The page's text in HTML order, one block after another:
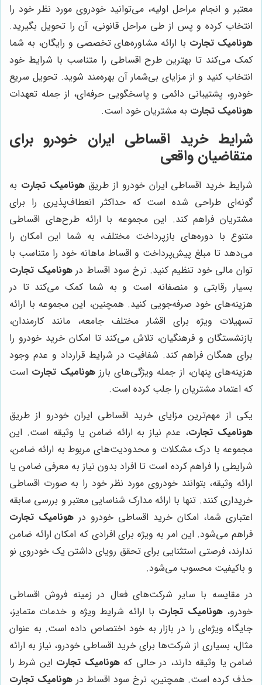
معتبر و انجام مراحل اولیه، می‌توانید خودروی مورد نظر خود را
انتخاب کرده و پس از طی مراحل قانونی، آن را تحویل بگیرید.
هونامیک تجارت با ارائه مشاوره‌های تخصصی و رایگان، به شما
کمک می‌کند تا بهترین طرح اقساطی را متناسب با شرایط خود
انتخاب کنید و از مزایای بی‌شمار آن بهره‌مند شوید. تحویل سریع
خودرو، پشتیبانی دائمی و پاسخگویی حرفه‌ای، از جمله تعهدات
هونامیک تجارت به مشتریان خود است.
شرایط خرید اقساطی ایران خودرو برای
متقاضیان واقعی
شرایط خرید اقساطی ایران خودرو از طریقهونامیک تجارت به
گونه‌ای طراحی شده است که حداکثر انعطاف‌پذیری را برای
مشتریان فراهم کند. این مجموعه با ارائه طرح‌های اقساطی
متنوع با دوره‌های بازپرداخت مختلف، به شما این امکان را
می‌دهد تا مبلغ پیش‌پرداخت و اقساط ماهانه خود را متناسب با
توان مالی خود تنظیم کنید. نرخ سود اقساط درهونامیک تجارت
بسیار رقابتی و منصفانه است و به شما کمک می‌کند تا در
هزینه‌های خود صرفه‌جویی کنید. همچنین، این مجموعه با ارائه
تسهیلات ویژه برای اقشار مختلف جامعه، مانند کارمندان،
بازنشستگان و فرهنگیان، تلاش می‌کند تا امکان خرید خودرو را
برای همگان فراهم کند. شفافیت در شرایط قرارداد و عدم وجود
هزینه‌های پنهان، از جمله ویژگی‌های بارزهونامیک تجارت است
که اعتماد مشتریان را جلب کرده است.
یکی از مهم‌ترین مزایای خرید اقساطی ایران خودرو از طریق
هونامیک تجارت، عدم نیاز به ارائه ضامن یا وثیقه است. این
مجموعه با درک مشکلات و محدودیت‌های مربوط به ارائه ضامن،
شرایطی را فراهم کرده است تا افراد بدون نیاز به معرفی ضامن یا
ارائه وثیقه، بتوانند خودروی مورد نظر خود را به صورت اقساطی
خریداری کنند. تنها با ارائه مدارک شناسایی معتبر و بررسی سابقه
اعتباری شما، امکان خرید اقساطی خودرو در هونامیک تجارت
فراهم می‌شود. این امر به ویژه برای افرادی که امکان ارائه ضامن
ندارند، فرصتی استثنایی برای تحقق رویای داشتن یک خودروی نو
و باکیفیت محسوب می‌شود.
در مقایسه با سایر شرکت‌های فعال در زمینه فروش اقساطی
خودرو،هونامیک تجارت با ارائه شرایط ویژه و خدمات متمایز،
جایگاه ویژه‌ای را در بازار به خود اختصاص داده است. به عنوان
مثال، بسیاری از شرکت‌ها برای خرید اقساطی خودرو، نیاز به ارائه
ضامن یا وثیقه دارند، در حالی کههونامیک تجارت این شرط را
حذف کرده است. همچنین، نرخ سود اقساط درهونامیک تجارت